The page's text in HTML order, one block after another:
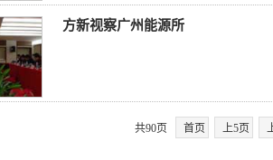
方新视察广州能源所
共90页 首页 上5页